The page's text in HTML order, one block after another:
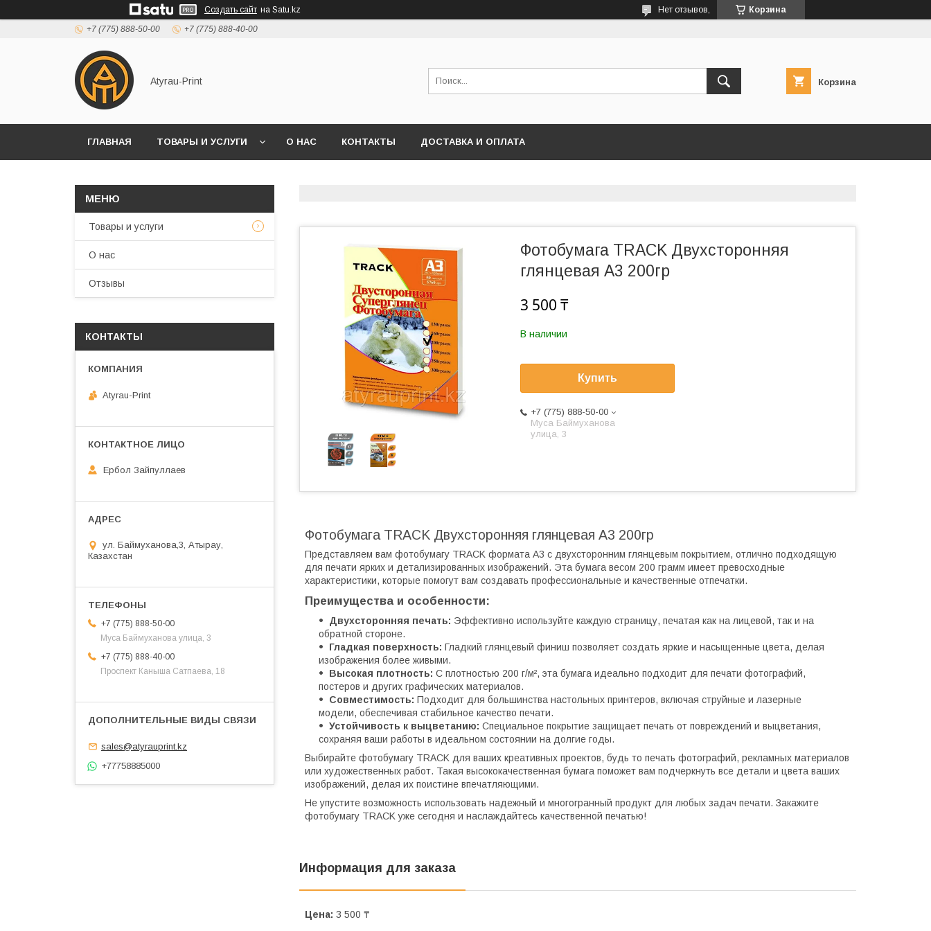
Создать сайт на Satu.kz Корзина
Нет отзывов,
+7 (775) 888-50-00 +7 (775) 888-40-00
Atyrau-Print Корзина
ГЛАВНАЯ ТОВАРЫ И УСЛУГИ О НАС КОНТАКТЫ ДОСТАВКА И ОПЛАТА
Фотобумага TRACK Двухсторонняя
глянцевая А3 200гр
3 500 ₸
В наличии
Купить
+7 (775) 888-50-00
​Муса Баймуханова
улица, 3
Фотобумага TRACK Двухсторонняя глянцевая А3 200гр
Представляем вам фотобумагу TRACK формата А3 с двухсторонним глянцевым покрытием, отлично подходящую
для печати ярких и детализированных изображений. Эта бумага весом 200 грамм имеет превосходные
характеристики, которые помогут вам создавать профессиональные и качественные отпечатки.
Преимущества и особенности:
Двухсторонняя печать: Эффективно используйте каждую страницу, печатая как на лицевой, так и на
обратной стороне.
Гладкая поверхность: Гладкий глянцевый финиш позволяет создать яркие и насыщенные цвета, делая
изображения более живыми.
Высокая плотность: С плотностью 200 г/м², эта бумага идеально подходит для печати фотографий,
постеров и других графических материалов.
Совместимость: Подходит для большинства настольных принтеров, включая струйные и лазерные
модели, обеспечивая стабильное качество печати.
Устойчивость к выцветанию: Специальное покрытие защищает печать от повреждений и выцветания,
сохраняя ваши работы в идеальном состоянии на долгие годы.
Выбирайте фотобумагу TRACK для ваших креативных проектов, будь то печать фотографий, рекламных материалов
или художественных работ. Такая высококачественная бумага поможет вам подчеркнуть все детали и цвета ваших
изображений, делая их поистине впечатляющими.
Не упустите возможность использовать надежный и многогранный продукт для любых задач печати. Закажите
фотобумагу TRACK уже сегодня и наслаждайтесь качественной печатью!
Информация для заказа
Цена: 3 500 ₸
Товары и услуги
О нас
Отзывы
КОНТАКТЫ
Atyrau-Print
Ербол Зайпуллаев
ул. Баймуханова,3, Атырау,
Казахстан
+7 (775) 888-50-00
​Муса Баймуханова улица, 3
+7 (775) 888-40-00
​Проспект Каныша Сатпаева, 18
sales@atyrauprint.kz
+77758885000